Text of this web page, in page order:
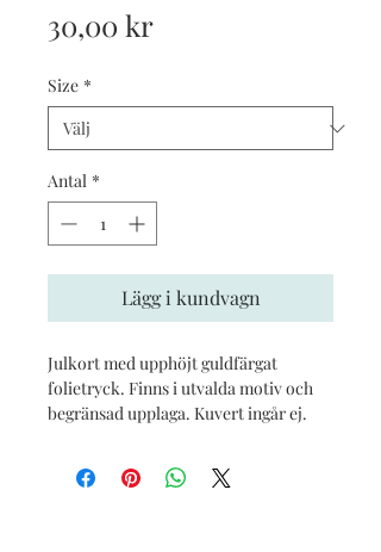
30,00 krPris
Size *
Antal *
Lägg i kundvagn
Julkort med upphöjt guldfärgat
folietryck. Finns i utvalda motiv och
begränsad upplaga. Kuvert ingår ej.